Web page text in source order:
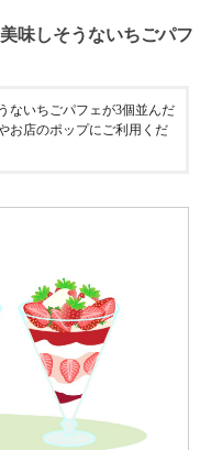
味しそうないちごパフ
ないちごパフェが3個並んだ
お店のポップにご利用くだ